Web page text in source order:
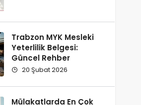
Trabzon MYK Mesleki
Yeterlilik Belgesi:
Güncel Rehber
20 Şubat 2026
Mülakatlarda En Çok